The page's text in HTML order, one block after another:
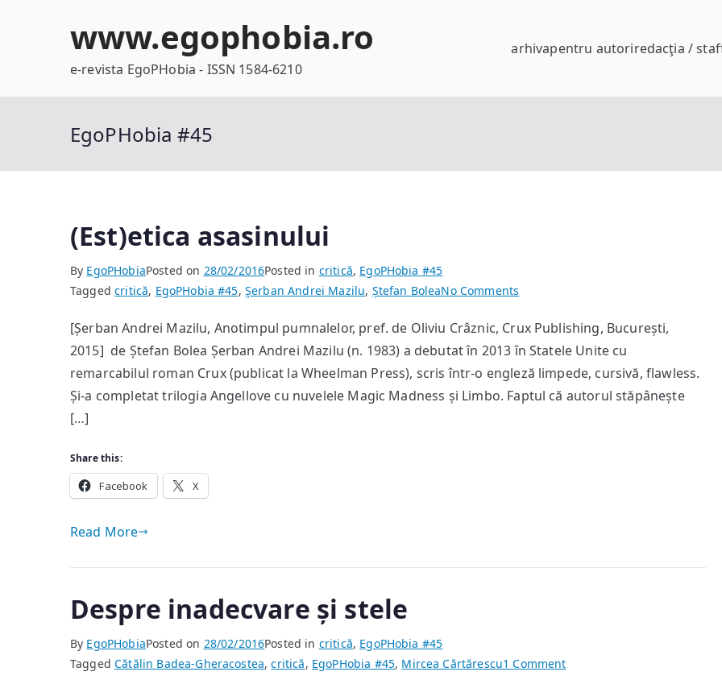
www.egophobia.ro
e-revista EgoPHobia - ISSN 1584-6210
arhivapentru autoriredacţia /
EgoPHobia #45
(Est)etica asasinului
By EgoPHobiaPosted on 28/02/2016Posted in critică, EgoPHobia #45
Taggedcritică, EgoPHobia #45, Şerban Andrei Mazilu, Ștefan BoleaNo Comments
asasinului
[Șerban Andrei Mazilu, Anotimpul pumnalelor, pref. de Oliviu Crâznic, Crux Publishing, București,
2015] de Ștefan Bolea Șerban Andrei Mazilu (n. 1983) a debutat în 2013 în Statele Unite cu
remarcabilul roman Crux (publicat la Wheelman Press), scris într-o engleză limpede, cursivă, flawless.
Și-a completat trilogia Angellove cu nuvelele Magic Madness și Limbo. Faptul că autorul stăpânește
[…]
Share this:
Facebook X
Read More
Despre inadecvare și stele
By EgoPHobiaPosted on 28/02/2016Posted in critică, EgoPHobia #45
TaggedCătălin Badea-Gheracostea,critică, EgoPHobia #45, Mircea Cărtărescu1 Commenton